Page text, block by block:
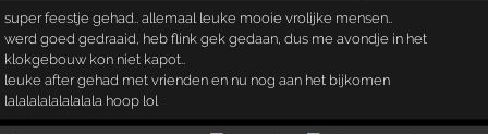
super feestje gehad.. allemaal leuke mooie vrolijke mensen..
werd goed gedraaid, heb flink gek gedaan, dus me avondje in het
klokgebouw kon niet kapot..
leuke after gehad met vrienden en nu nog aan het bijkomen
lalalalalalalalala hoop lol